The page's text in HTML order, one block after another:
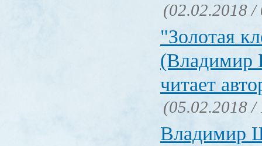
(02.02.2018 /
"Золотая
(Владимир
читает
(05.02.2018 /
Владимир